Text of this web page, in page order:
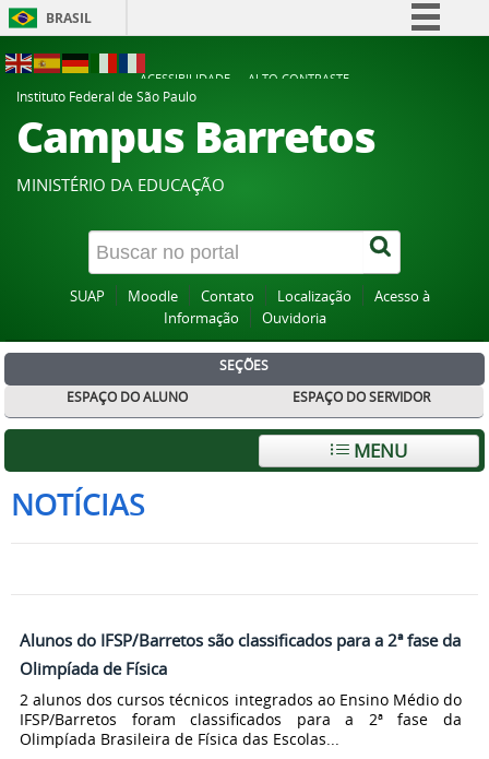
BRASIL
Participe
Acesso à informação
Canais
ACESSIBILIDADE
ALTO CONTRASTE
Instituto Federal de São Paulo
Campus Barretos
MINISTÉRIO DA EDUCAÇÃO
SUAP Moodle Contato Localização
Acesso à
Informação
Ouvidoria
SEÇÕES
ESPAÇO DO ALUNO
ESPAÇO DO SERVIDOR
MENU
NOTÍCIAS
Alunos do IFSP/Barretos são classificados para a 2ª fase da
Olimpíada de Física
2 alunos dos cursos técnicos integrados ao Ensino Médio do
IFSP/Barretos foram classificados para a 2ª fase da
Olimpíada Brasileira de Física das Escolas...